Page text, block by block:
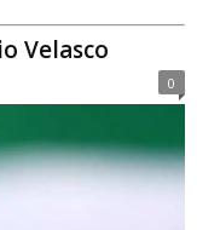
Velasco
0